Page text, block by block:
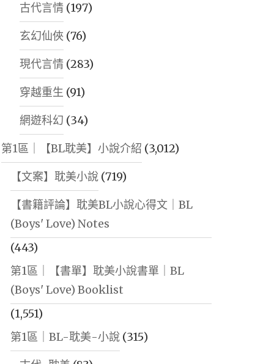
古代言情(197)
玄幻仙俠 (76)
現代言情(283)
穿越重生 (91)
網遊科幻 (34)
第1區｜【BL耽美】小說介紹 (3,012)
【文案】耽美小說(719)
【書籍評論】耽美BL小說心得文｜BL
(Boys' Love) Notes
(443)
第1區｜【書單】耽美小說書單｜BL
(Boys' Love) Booklist
(1,551)
第1區｜BL-耽美-小說(315)